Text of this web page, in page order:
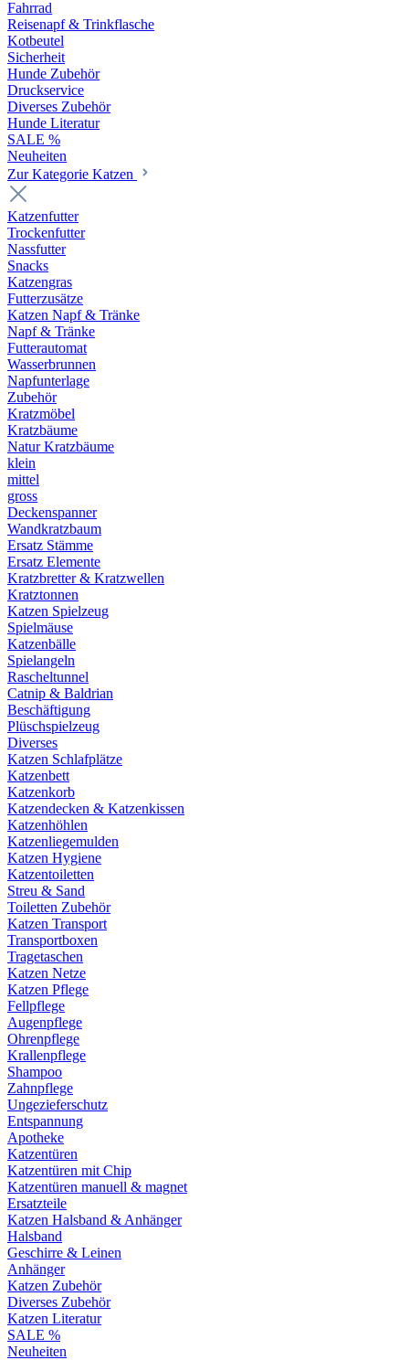
Fahrrad
Reisenapf & Trinkflasche
Kotbeutel
Sicherheit
Hunde Zubehör
Druckservice
Diverses Zubehör
Hunde Literatur
SALE %
Neuheiten
Zur Kategorie Katzen
Katzenfutter
Trockenfutter
Nassfutter
Snacks
Katzengras
Futterzusätze
Katzen Napf & Tränke
Napf & Tränke
Futterautomat
Wasserbrunnen
Napfunterlage
Zubehör
Kratzmöbel
Kratzbäume
Natur Kratzbäume
klein
mittel
gross
Deckenspanner
Wandkratzbaum
Ersatz Stämme
Ersatz Elemente
Kratzbretter & Kratzwellen
Kratztonnen
Katzen Spielzeug
Spielmäuse
Katzenbälle
Spielangeln
Rascheltunnel
Catnip & Baldrian
Beschäftigung
Plüschspielzeug
Diverses
Katzen Schlafplätze
Katzenbett
Katzenkorb
Katzendecken & Katzenkissen
Katzenhöhlen
Katzenliegemulden
Katzen Hygiene
Katzentoiletten
Streu & Sand
Toiletten Zubehör
Katzen Transport
Transportboxen
Tragetaschen
Katzen Netze
Katzen Pflege
Fellpflege
Augenpflege
Ohrenpflege
Krallenpflege
Shampoo
Zahnpflege
Ungezieferschutz
Entspannung
Apotheke
Katzentüren
Katzentüren mit Chip
Katzentüren manuell & magnet
Ersatzteile
Katzen Halsband & Anhänger
Halsband
Geschirre & Leinen
Anhänger
Katzen Zubehör
Diverses Zubehör
Katzen Literatur
SALE %
Neuheiten